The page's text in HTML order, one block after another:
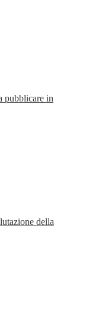
pubblicare in
della